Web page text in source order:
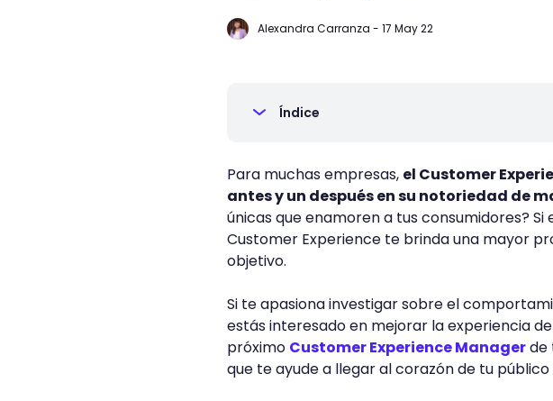
Alexandra Carranza - 17 May 22
Índice
Para muchas empresas, el Customer
antes y un después en su notoriedad de
únicas que enamoren a tus consumidores?
Customer Experience te brinda una mayor
objetivo.
Si te apasiona investigar sobre el
estás interesado en mejorar la experiencia
próximo Customer Experience Managerde
que te ayude a llegar al corazón de tu público